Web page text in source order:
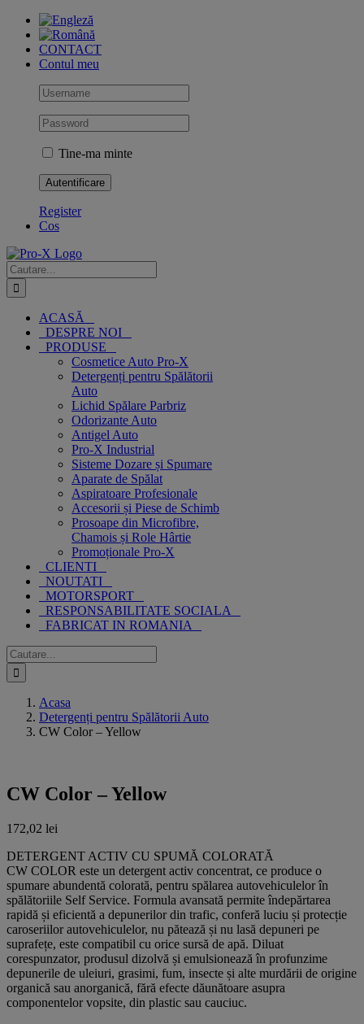
Skip
contentCONTACT
Contul meu
Tine-ma minte
Register
Cos
Cautare...
ACASĂ
DESPRE NOI
PRODUSE
Cosmetice Auto Pro-X
Detergenți pentru Spălătorii
Auto
Lichid Spălare Parbriz
Odorizante Auto
Antigel Auto
Pro-X Industrial
Sisteme Dozare și Spumare
Aparate de Spălat
Aspiratoare Profesionale
Accesorii și Piese de Schimb
Prosoape din Microfibre,
Chamois și Role Hârtie
Promoționale Pro-X
CLIENTI
NOUTATI
MOTORSPORT
RESPONSABILITATE SOCIALA
FABRICAT IN ROMANIA
Cautare...
Acasa
Detergenți pentru Spălătorii Auto
CW Color – Yellow
CW Color – Yellow
172,02 lei
DETERGENT ACTIV CU SPUMĂ COLORATĂ
CW COLOR este un detergent activ concentrat, ce produce o
spumare abundentă colorată, pentru spălarea autovehiculelor în
spălătoriile Self Service. Formula avansată permite îndepărtarea
rapidă și eficientă a depunerilor din trafic, conferă luciu și protecție
caroseriilor autovehiculelor, nu pătează și nu lasă depuneri pe
suprafețe, este compatibil cu orice sursă de apă. Diluat
corespunzator, produsul dizolvă și emulsionează în profunzime
depunerile de uleiuri, grasimi, fum, insecte și alte murdării de origine
organică sau anorganică, fără efecte dăunătoare asupra
componentelor vopsite, din plastic sau cauciuc.